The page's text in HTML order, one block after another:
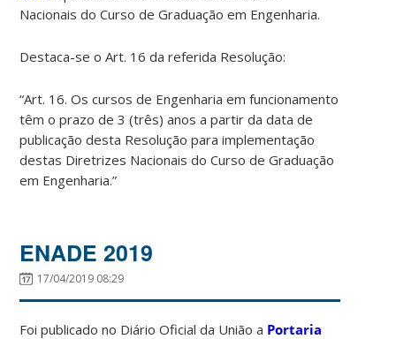
Nacionais do Curso de Graduação em Engenharia.
Destaca-se o Art. 16 da referida Resolução:
“Art. 16. Os cursos de Engenharia em funcionamento
têm o prazo de 3 (três) anos a partir da data de
publicação desta Resolução para implementação
destas Diretrizes Nacionais do Curso de Graduação
em Engenharia.”
ENADE 2019
17/04/2019 08:29
Foi publicado no Diário Oficial da União a Portaria